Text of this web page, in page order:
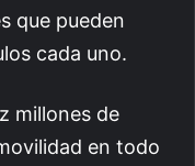
que pueden
cada uno.
millones de
en todo